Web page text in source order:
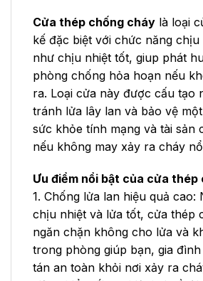
Cửa thép chống cháy là loại
kế đặc biệt với chức năng
như chịu nhiệt tốt, giup phát
phòng chống hỏa hoạn nếu
ra. Loại cửa này được cấu tạo
tránh lửa lây lan và bảo vệ
sức khỏe tính mạng và tài sản
nếu không may xảy ra cháy
Ưu điểm nổi bật của cửa thép
1. Chống lửa lan hiệu quả cao:
chịu nhiệt và lửa tốt, cửa thép
ngăn chặn không cho lửa và
trong phòng giúp bạn, gia
tán an toàn khỏi nơi xảy ra